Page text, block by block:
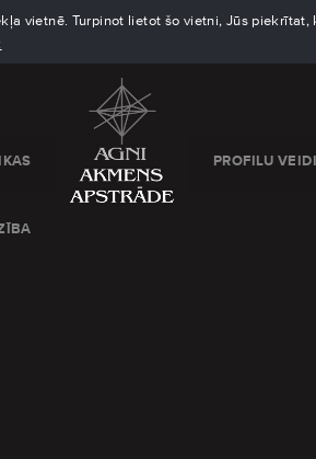
vietnē. Turpinot lietot šo vietni, Jūs
PROFILU VEIDI